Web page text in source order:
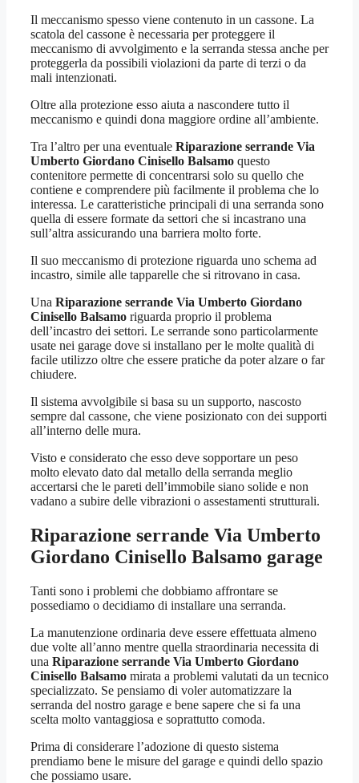
Il meccanismo spesso viene contenuto in un cassone. La
scatola del cassone è necessaria per proteggere il
meccanismo di avvolgimento e la serranda stessa anche per
proteggerla da possibili violazioni da parte di terzi o da
mali intenzionati.
Oltre alla protezione esso aiuta a nascondere tutto il
meccanismo e quindi dona maggiore ordine all’ambiente.
Tra l’altro per una eventuale Riparazione serrande Via
Umberto Giordano Cinisello Balsamo questo
contenitore permette di concentrarsi solo su quello che
contiene e comprendere più facilmente il problema che lo
interessa. Le caratteristiche principali di una serranda sono
quella di essere formate da settori che si incastrano una
sull’altra assicurando una barriera molto forte.
Il suo meccanismo di protezione riguarda uno schema ad
incastro, simile alle tapparelle che si ritrovano in casa.
Una Riparazione serrande Via Umberto Giordano
Cinisello Balsamo riguarda proprio il problema
dell’incastro dei settori. Le serrande sono particolarmente
usate nei garage dove si installano per le molte qualità di
facile utilizzo oltre che essere pratiche da poter alzare o far
chiudere.
Il sistema avvolgibile si basa su un supporto, nascosto
sempre dal cassone, che viene posizionato con dei supporti
all’interno delle mura.
Visto e considerato che esso deve sopportare un peso
molto elevato dato dal metallo della serranda meglio
accertarsi che le pareti dell’immobile siano solide e non
vadano a subire delle vibrazioni o assestamenti strutturali.
Riparazione serrande Via Umberto
Giordano Cinisello Balsamo garage
Tanti sono i problemi che dobbiamo affrontare se
possediamo o decidiamo di installare una serranda.
La manutenzione ordinaria deve essere effettuata almeno
due volte all’anno mentre quella straordinaria necessita di
una Riparazione serrande Via Umberto Giordano
Cinisello Balsamo mirata a problemi valutati da un tecnico
specializzato. Se pensiamo di voler automatizzare la
serranda del nostro garage e bene sapere che si fa una
scelta molto vantaggiosa e soprattutto comoda.
Prima di considerare l’adozione di questo sistema
prendiamo bene le misure del garage e quindi dello spazio
che possiamo usare.